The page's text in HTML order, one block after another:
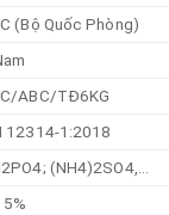
(Bộ Quốc Phòng)
ABC/TĐ6KG
12314-1:2018
(NH4)2SO4,…
5%